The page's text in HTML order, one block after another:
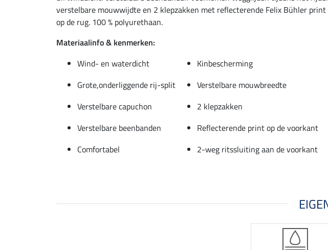
verstelbare mouwwijdte en 2 klepzakken met reflecterende Felix Bühler
op de rug. 100 % polyurethaan.
Materiaalinfo & kenmerken:
Wind- en waterdicht
Kinbescherming
Grote,onderliggende rij-split
Verstelbare mouwbreedte
Verstelbare capuchon
2 klepzakken
Verstelbare beenbanden
Reflecterende print op de voorkant
Comfortabel
2-weg ritssluiting aan de voorkant